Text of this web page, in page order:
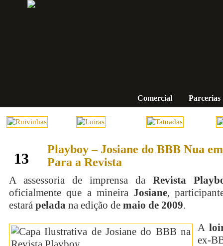
Parcerias
Comercial
13
Playboy – Josiane do BBB Nua
Para a Revista
A assessoria de imprensa da Revista
oficialmente que a mineira Josiane,
estará pelada na edição de maio de 2009.
A